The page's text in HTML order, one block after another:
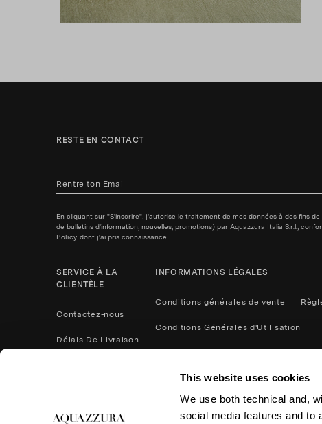
This website uses cookies
We use both technical and,
social media features and to
RESTE EN CONTACT
En cliquant sur "S'inscrire", j'autorise le traitement de mes données à des fins
de bulletins d'information, nouvelles, promotions) par Aquazzura Italia S.r.l.,
Policy dont j'ai pris connaissance..
SERVICE À LA
CLIENTÈLE
Contactez-nous
Délais De Livraison
Entretien du Produit
INFORMATIONS LÉGALES
Conditions générales de vente
Conditions Générales d'Utilisation
Cookies
Retours et remboursements